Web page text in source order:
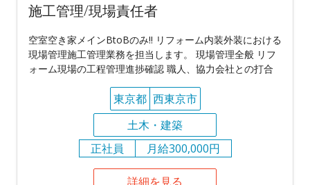
施工管理/現場責任者
空室空き家メインBtoBのみ!! リフォーム内装外装における
現場管理施工管理業務を担当します。 現場管理全般 リフ
ォーム現場の工程管理進捗確認 職人、協力会社との打合
東京都 西東京市
土木・建築
正社員
月給300,000円
詳細を見る